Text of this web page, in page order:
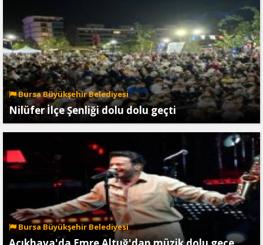
Bursa Büyükşehir Belediyesi
Nilüfer İlçe Şenliği dolu dolu geçti
Bursa Büyükşehir Belediyesi